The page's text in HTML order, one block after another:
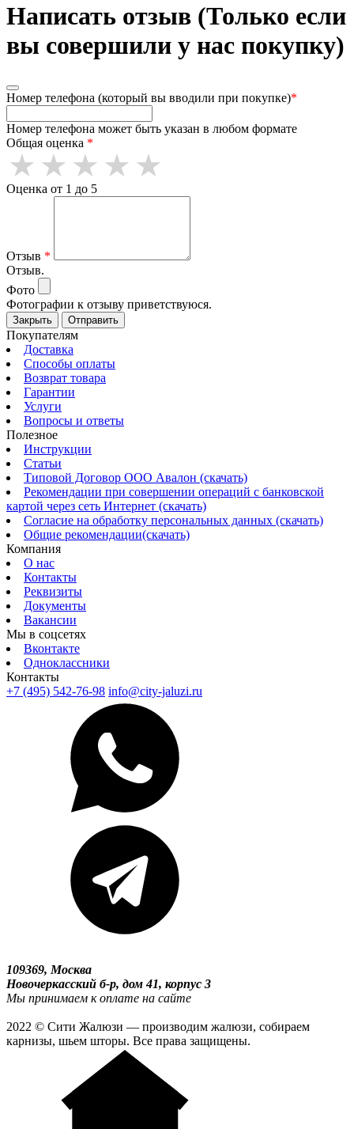
Написать отзыв (Только если
вы совершили у нас покупку)
Номер телефона (который вы вводили при покупке)*
Номер телефона может быть указан в любом формате
Общая оценка *
Оценка от 1 до 5
Отзыв *
Отзыв.
Фото
Фотографии к отзыву приветствуюся.
Закрыть Отправить
Покупателям
Доставка
Способы оплаты
Возврат товара
Гарантии
Услуги
Вопросы и ответы
Полезное
Инструкции
Статьи
Типовой Договор ООО Авалон (скачать)
Рекомендации при совершении операций с банковской
картой через сеть Интернет (скачать)
Согласие на обработку персональных данных (скачать)
Общие рекомендации(скачать)
Компания
О нас
Контакты
Реквизиты
Документы
Вакансии
Мы в соцсетях
Вконтакте
Одноклассники
Контакты
+7 (495) 542-76-98 info@city-jaluzi.ru
109369, Москва
Новочеркасский б-р, дом 41, корпус 3
Мы принимаем к оплате на сайте
2022 © Сити Жалюзи — производим жалюзи, собираем
карнизы, шьем шторы. Все права защищены.